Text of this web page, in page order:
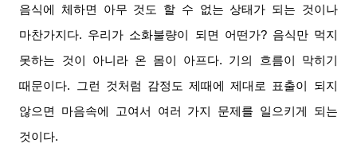
음식에 체하면 아무 것도 할 수 없는 상태가 되는 것이나
마찬가지다. 우리가 소화불량이 되면 어떤가? 음식만 먹지
못하는 것이 아니라 온 몸이 아프다. 기의 흐름이 막히기
때문이다.
그런 것처럼 감정도 제때에 제대로 표출이 되지
않으면 마음속에 고여서 여러 가지 문제를 일으키게 되는
것이다.